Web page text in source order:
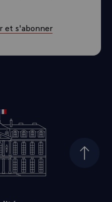
et s'abonner
Haut